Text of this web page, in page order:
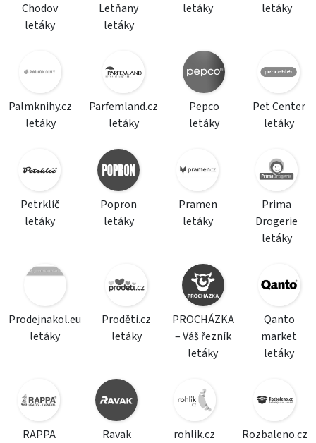
Chodov
letáky
Letňany
letáky
letáky
letáky
Palmknihy.cz
letáky
Parfemland.cz
letáky
Pepco
letáky
Pet Center
letáky
Petrklíč
letáky
Popron
letáky
Pramen
letáky
Prima
Drogerie
letáky
Prodejnakol.eu
letáky
Proděti.cz
letáky
PROCHÁZKA
– Váš řezník
letáky
Qanto
market
letáky
RAPPA
Ravak
rohlik.cz
Rozbaleno.cz